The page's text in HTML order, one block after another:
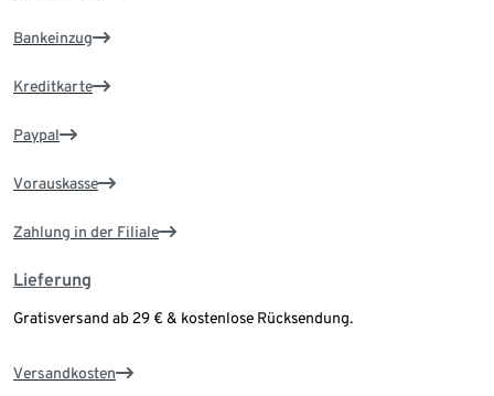
Bankeinzug
Kreditkarte
Paypal
Vorauskasse
Zahlung in der Filiale
Lieferung
Gratisversand ab 29 € & kostenlose Rücksendung.
Versandkosten